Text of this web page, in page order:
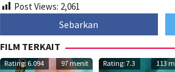
Post Views: 2,061
Sebarkan
FILM TERKAIT
Rating: 6.094 97 menit Rating: 7.3 113